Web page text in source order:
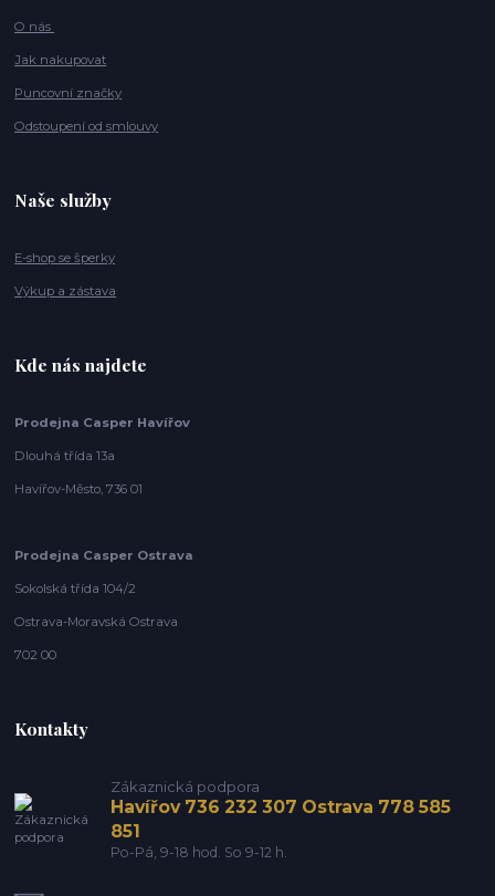
O nás
Jak nakupovat
Puncovní značky
Odstoupení od smlouvy
Naše služby
E-shop se šperky
Výkup a zástava
Kde nás najdete
Prodejna Casper Havířov
Dlouhá třída 13a
Havířov-Město, 736 01
Prodejna Casper Ostrava
Sokolská třída 104/2
Ostrava-Moravská Ostrava
702 00
Kontakty
Zákaznická podpora
Havířov 736 232 307 Ostrava 778 585
851
Po-Pá, 9-18 hod. So 9-12 h.